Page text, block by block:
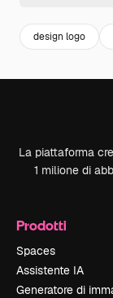
design logo
La piattaforma
1 milione di
Prodotti
Spaces
Assistente IA
Generatore di